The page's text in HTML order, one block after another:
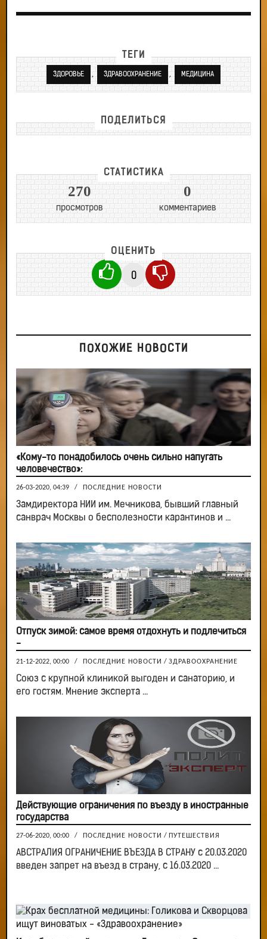
ТЕГИ
ЗДОРОВЬЕ , ЗДРАВООХРАНЕНИЕ , МЕДИЦИНА
ПОДЕЛИТЬСЯ
СТАТИСТИКА
270
просмотров
0
комментариев
ОЦЕНИТЬ
0
ПОХОЖИЕ НОВОСТИ
«Кому-то понадобилось очень сильно напугать
человечество»:
26-03-2020, 04:39 / ПОСЛЕДНИЕ НОВОСТИ
Замдиректора НИИ им. Мечникова, бывший главный
санврач Москвы о бесполезности карантинов и ...
Отпуск зимой: самое время отдохнуть и подлечиться
-
21-12-2022, 00:00 / ПОСЛЕДНИЕ НОВОСТИ / ЗДРАВООХРАНЕНИЕ
Союз с крупной клиникой выгоден и санаторию, и
его гостям. Мнение эксперта ...
Действующие ограничения по въезду в иностранные
государства
27-06-2020, 00:00 / ПОСЛЕДНИЕ НОВОСТИ / ПУТЕШЕСТВИЯ
АВСТРАЛИЯ ОГРАНИЧЕНИЕ ВЪЕЗДА В СТРАНУ с 20.03.2020
введен запрет на въезд в страну, с 16.03.2020 ...